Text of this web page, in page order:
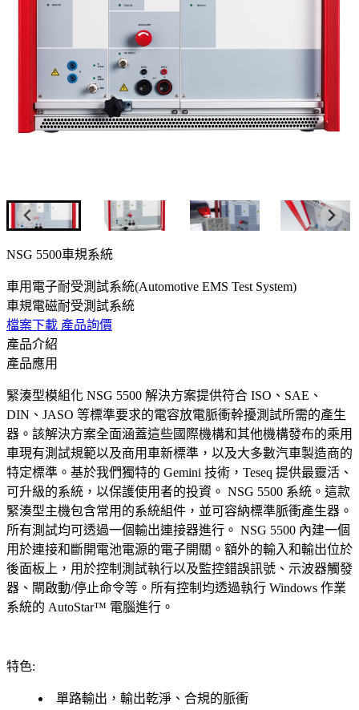
NSG 5500車規系統
車用電子耐受測試系統(Automotive EMS Test System)
車規電磁耐受測試系統
檔案下載 產品詢價
產品介紹
產品應用
緊湊型模組化 NSG 5500 解決方案提供符合 ISO、SAE、
DIN、JASO 等標準要求的電容放電脈衝幹擾測試所需的產生
器。該解決方案全面涵蓋這些國際機構和其他機構發布的乘用
車現有測試規範以及商用車新標準，以及大多數汽車製造商的
特定標準。基於我們獨特的 Gemini 技術，Teseq 提供最靈活、
可升級的系統，以保護使用者的投資。 NSG 5500 系統。這款
緊湊型主機包含常用的系統組件，並可容納標準脈衝產生器。
所有測試均可透過一個輸出連接器進行。 NSG 5500 內建一個
用於連接和斷開電池電源的電子開關。額外的輸入和輸出位於
後面板上，用於控制測試執行以及監控錯誤訊號、示波器觸發
器、閘啟動/停止命令等。所有控制均透過執行 Windows 作業
系統的 AutoStar™ 電腦進行。
特色:
單路輸出，輸出乾淨、合規的脈衝